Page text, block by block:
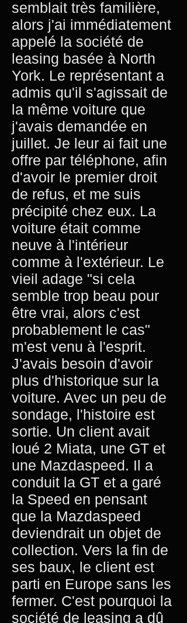
semblait très familière,
alors j'ai immédiatement
appelé la société de
leasing basée à North
York. Le représentant a
admis qu'il s'agissait de
la même voiture que
j'avais demandée en
juillet. Je leur ai fait une
offre par téléphone, afin
d'avoir le premier droit
de refus, et me suis
précipité chez eux. La
voiture était comme
neuve à l'intérieur
comme à l'extérieur. Le
vieil adage "si cela
semble trop beau pour
être vrai, alors c'est
probablement le cas"
m'est venu à l'esprit.
J'avais besoin d'avoir
plus d'historique sur la
voiture. Avec un peu de
sondage, l'histoire est
sortie. Un client avait
loué 2 Miata, une GT et
une Mazdaspeed. Il a
conduit la GT et a garé
la Speed en pensant
que la Mazdaspeed
deviendrait un objet de
collection. Vers la fin de
ses baux, le client est
parti en Europe sans les
fermer. C'est pourquoi la
société de leasing a dû